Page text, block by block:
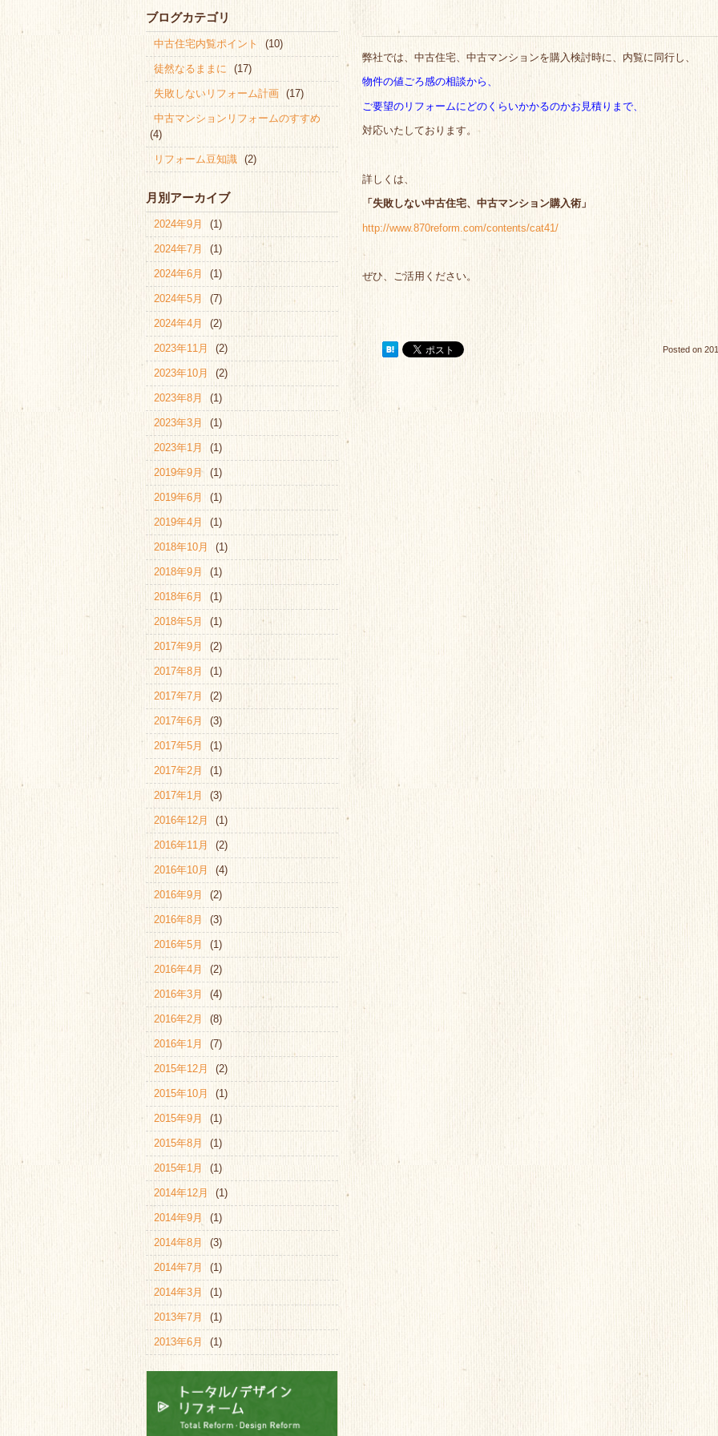
弊社では、中古住宅、中古マンションを購入検討時に、内覧に同行し、
物件の値ごろ感の相談から、
ご要望のリフォームにどのくらいかかるのかお見積りまで、
対応いたしております。
詳しくは、
「失敗しない中古住宅、中古マンション購入術」
http://www.870reform.com/contents/cat41/
ぜひ、ご活用ください。
Posted on
ブログカテゴリ
中古住宅内覧ポイント (10)
徒然なるままに (17)
失敗しないリフォーム計画 (17)
中古マンションリフォームのすすめ
(4)
リフォーム豆知識 (2)
月別アーカイブ
2024年9月 (1)
2024年7月 (1)
2024年6月 (1)
2024年5月 (7)
2024年4月 (2)
2023年11月 (2)
2023年10月 (2)
2023年8月 (1)
2023年3月 (1)
2023年1月 (1)
2019年9月 (1)
2019年6月 (1)
2019年4月 (1)
2018年10月 (1)
2018年9月 (1)
2018年6月 (1)
2018年5月 (1)
2017年9月 (2)
2017年8月 (1)
2017年7月 (2)
2017年6月 (3)
2017年5月 (1)
2017年2月 (1)
2017年1月 (3)
2016年12月 (1)
2016年11月 (2)
2016年10月 (4)
2016年9月 (2)
2016年8月 (3)
2016年5月 (1)
2016年4月 (2)
2016年3月 (4)
2016年2月 (8)
2016年1月 (7)
2015年12月 (2)
2015年10月 (1)
2015年9月 (1)
2015年8月 (1)
2015年1月 (1)
2014年12月 (1)
2014年9月 (1)
2014年8月 (3)
2014年7月 (1)
2014年3月 (1)
2013年7月 (1)
2013年6月 (1)